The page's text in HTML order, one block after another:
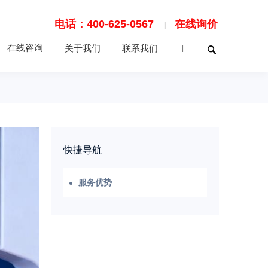
电话：400-625-0567 在线询价
在线咨询 关于我们 联系我们
快捷导航
服务优势